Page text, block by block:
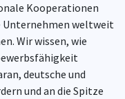
Kooperationen
Unternehmen weltweit
Wir wissen, wie
deutsche und
und an die Spitze